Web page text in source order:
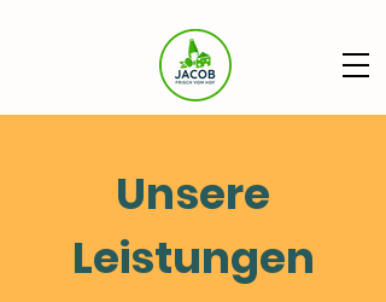
Unsere
Leistungen